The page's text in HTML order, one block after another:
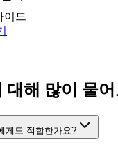
이드
대해 많이 물
게도 적합한가요?